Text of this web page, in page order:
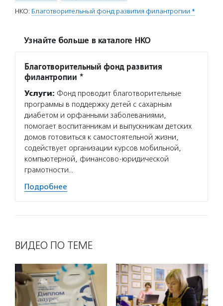
НКО: Благотворительный фонд развития филантропии *
Узнайте больше в каталоге НКО
Благотворительный фонд развития
филантропии *
Услуги: Фонд проводит благотворительные
программы в поддержку детей с сахарным
диабетом и орфанными заболеваниями,
помогает воспитанникам и выпускникам детских
домов готовиться к самостоятельной жизни,
содействует организации курсов мобильной,
компьютерной, финансово-юридической
грамотности…
Подробнее
ВИДЕО ПО ТЕМЕ